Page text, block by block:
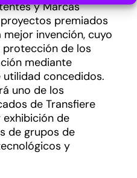
y Marcas
premiados
invención, cuyo
de los
mediante
concedidos.
uno de los
de Transfiere
de
de grupos de
y